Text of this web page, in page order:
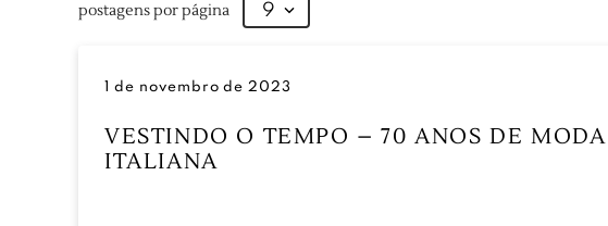
postagens por página 9
1 de novembro de 2023
VESTINDO O TEMPO – 70 ANOS DE MODA
ITALIANA